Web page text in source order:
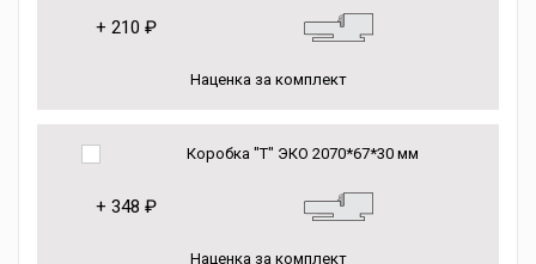
+ 210 ₽
Наценка за комплект
Коробка "Т" ЭКО 2070*67*30 мм
+ 348 ₽
Наценка за комплект